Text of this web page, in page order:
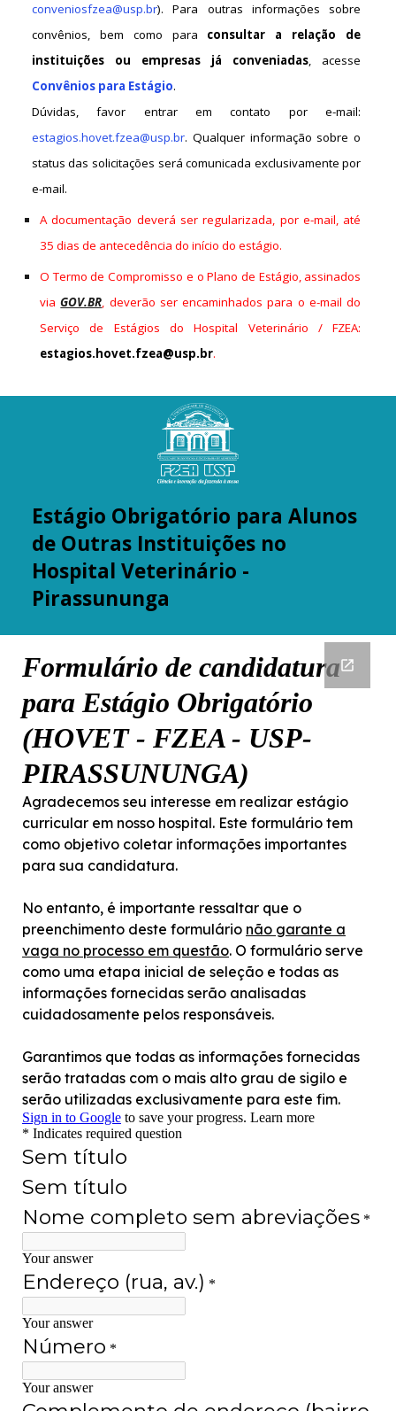
conveniosfzea@usp.br). Para outras informações sobre
convênios, bem como para consultar a relação de
instituições ou empresas já conveniadas, acesse
Convênios para Estágio.
Dúvidas, favor entrar em contato por e-mail:
estagios.hovet.fzea@usp.br. Qualquer informação sobre o
status das solicitações será comunicada exclusivamente por
e-mail.
A documentação deverá ser regularizada, por e-mail, até
35 dias de antecedência do início do estágio.
O Termo de Compromisso e o Plano de Estágio, assinados
viaGOV.BR, deverão ser encaminhados para o e-mail do
Serviço de Estágios do Hospital Veterinário / FZEA:
estagios.hovet.fzea@usp.br.
Estágio Obrigatório para Alunos
de Outras Instituições no
Hospital Veterinário -
Pirassununga